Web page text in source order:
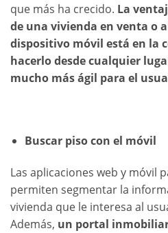
que más ha crecido. La
de una vivienda en venta o
dispositivo móvil está en la
hacerlo desde cualquier
mucho más ágil para el
Buscar piso con el móvil
Las aplicaciones web y móvil
permiten segmentar la
vivienda que le interesa al
Además, un portal